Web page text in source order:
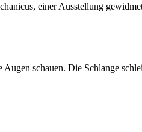
einer Ausstellung
schauen. Die Schlange